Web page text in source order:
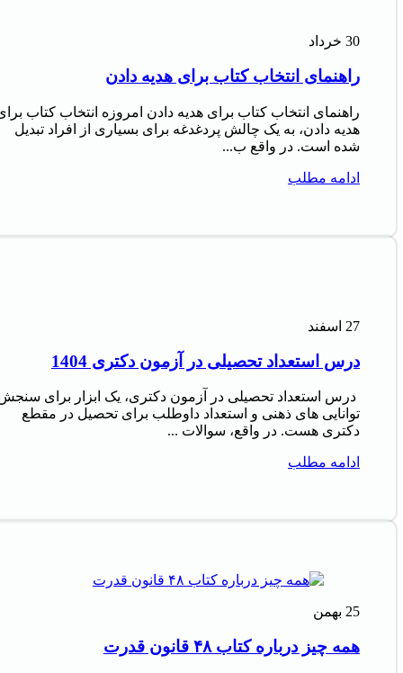
30 خرداد
راهنمای انتخاب کتاب برای هدیه دادن
راهنمای انتخاب کتاب برای هدیه دادن امروزه انتخاب کتاب
هدیه دادن، به یک چالش پردغدغه برای بسیاری از افراد تبدیل
شده است. در واقع ب...
ادامه مطلب
27 اسفند
درس استعداد تحصیلی در آزمون دکتری 1404
درس استعداد تحصیلی در آزمون دکتری، یک ابزار برای
توانایی های ذهنی و استعداد داوطلب برای تحصیل در مقطع
دکتری هست. در واقع، سوالات ...
ادامه مطلب
25 بهمن
همه چیز درباره کتاب ۴۸ قانون قدرت